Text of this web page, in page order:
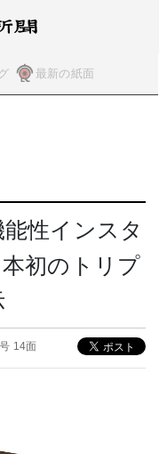
最新の紙面
性インスタ
初のトリプ
14面